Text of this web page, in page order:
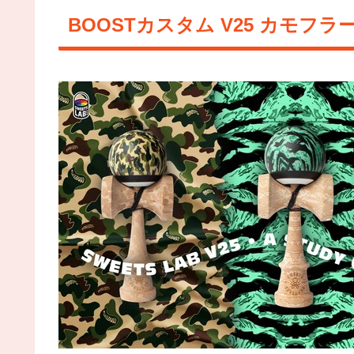
BOOSTカスタム V25 カモフラ